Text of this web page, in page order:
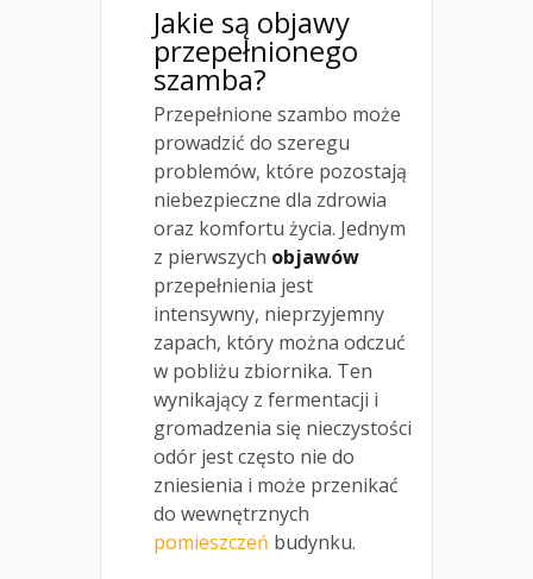
Jakie są objawy
przepełnionego
szamba?
Przepełnione szambo może
prowadzić do szeregu
problemów, które pozostają
niebezpieczne dla zdrowia
oraz komfortu życia. Jednym
z pierwszych objawów
przepełnienia jest
intensywny, nieprzyjemny
zapach, który można odczuć
w pobliżu zbiornika. Ten
wynikający z fermentacji i
gromadzenia się nieczystości
odór jest często nie do
zniesienia i może przenikać
do wewnętrznych
pomieszczeń budynku.